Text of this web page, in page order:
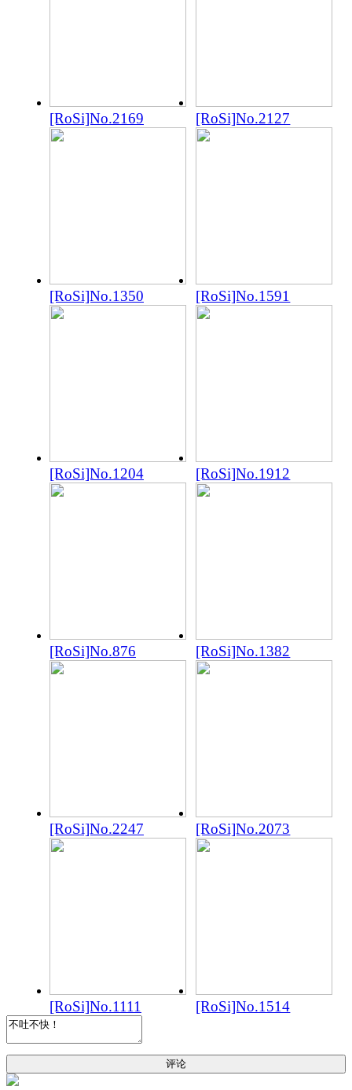
[RoSi]No.2169 [RoSi]No.2127
[RoSi]No.1350 [RoSi]No.1591
[RoSi]No.1204 [RoSi]No.1912
[RoSi]No.876 [RoSi]No.1382
[RoSi]No.2247 [RoSi]No.2073
[RoSi]No.1111 [RoSi]No.1514
评论